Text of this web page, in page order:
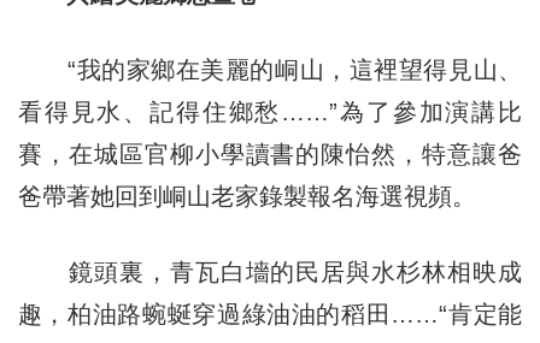
“我的家鄉在美麗的峒山，這裡望得見山、
看得見水、記得住鄉愁……”為了參加演講比
賽，在城區官柳小學讀書的陳怡然，特意讓爸
爸帶著她回到峒山老家錄製報名海選視頻。
鏡頭裏，青瓦白墻的民居與水杉林相映成
趣，柏油路蜿蜒穿過綠油油的稻田……“肯定能